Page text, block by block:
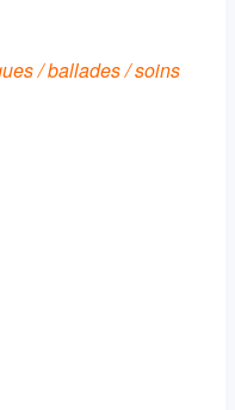
/ ballades / soins